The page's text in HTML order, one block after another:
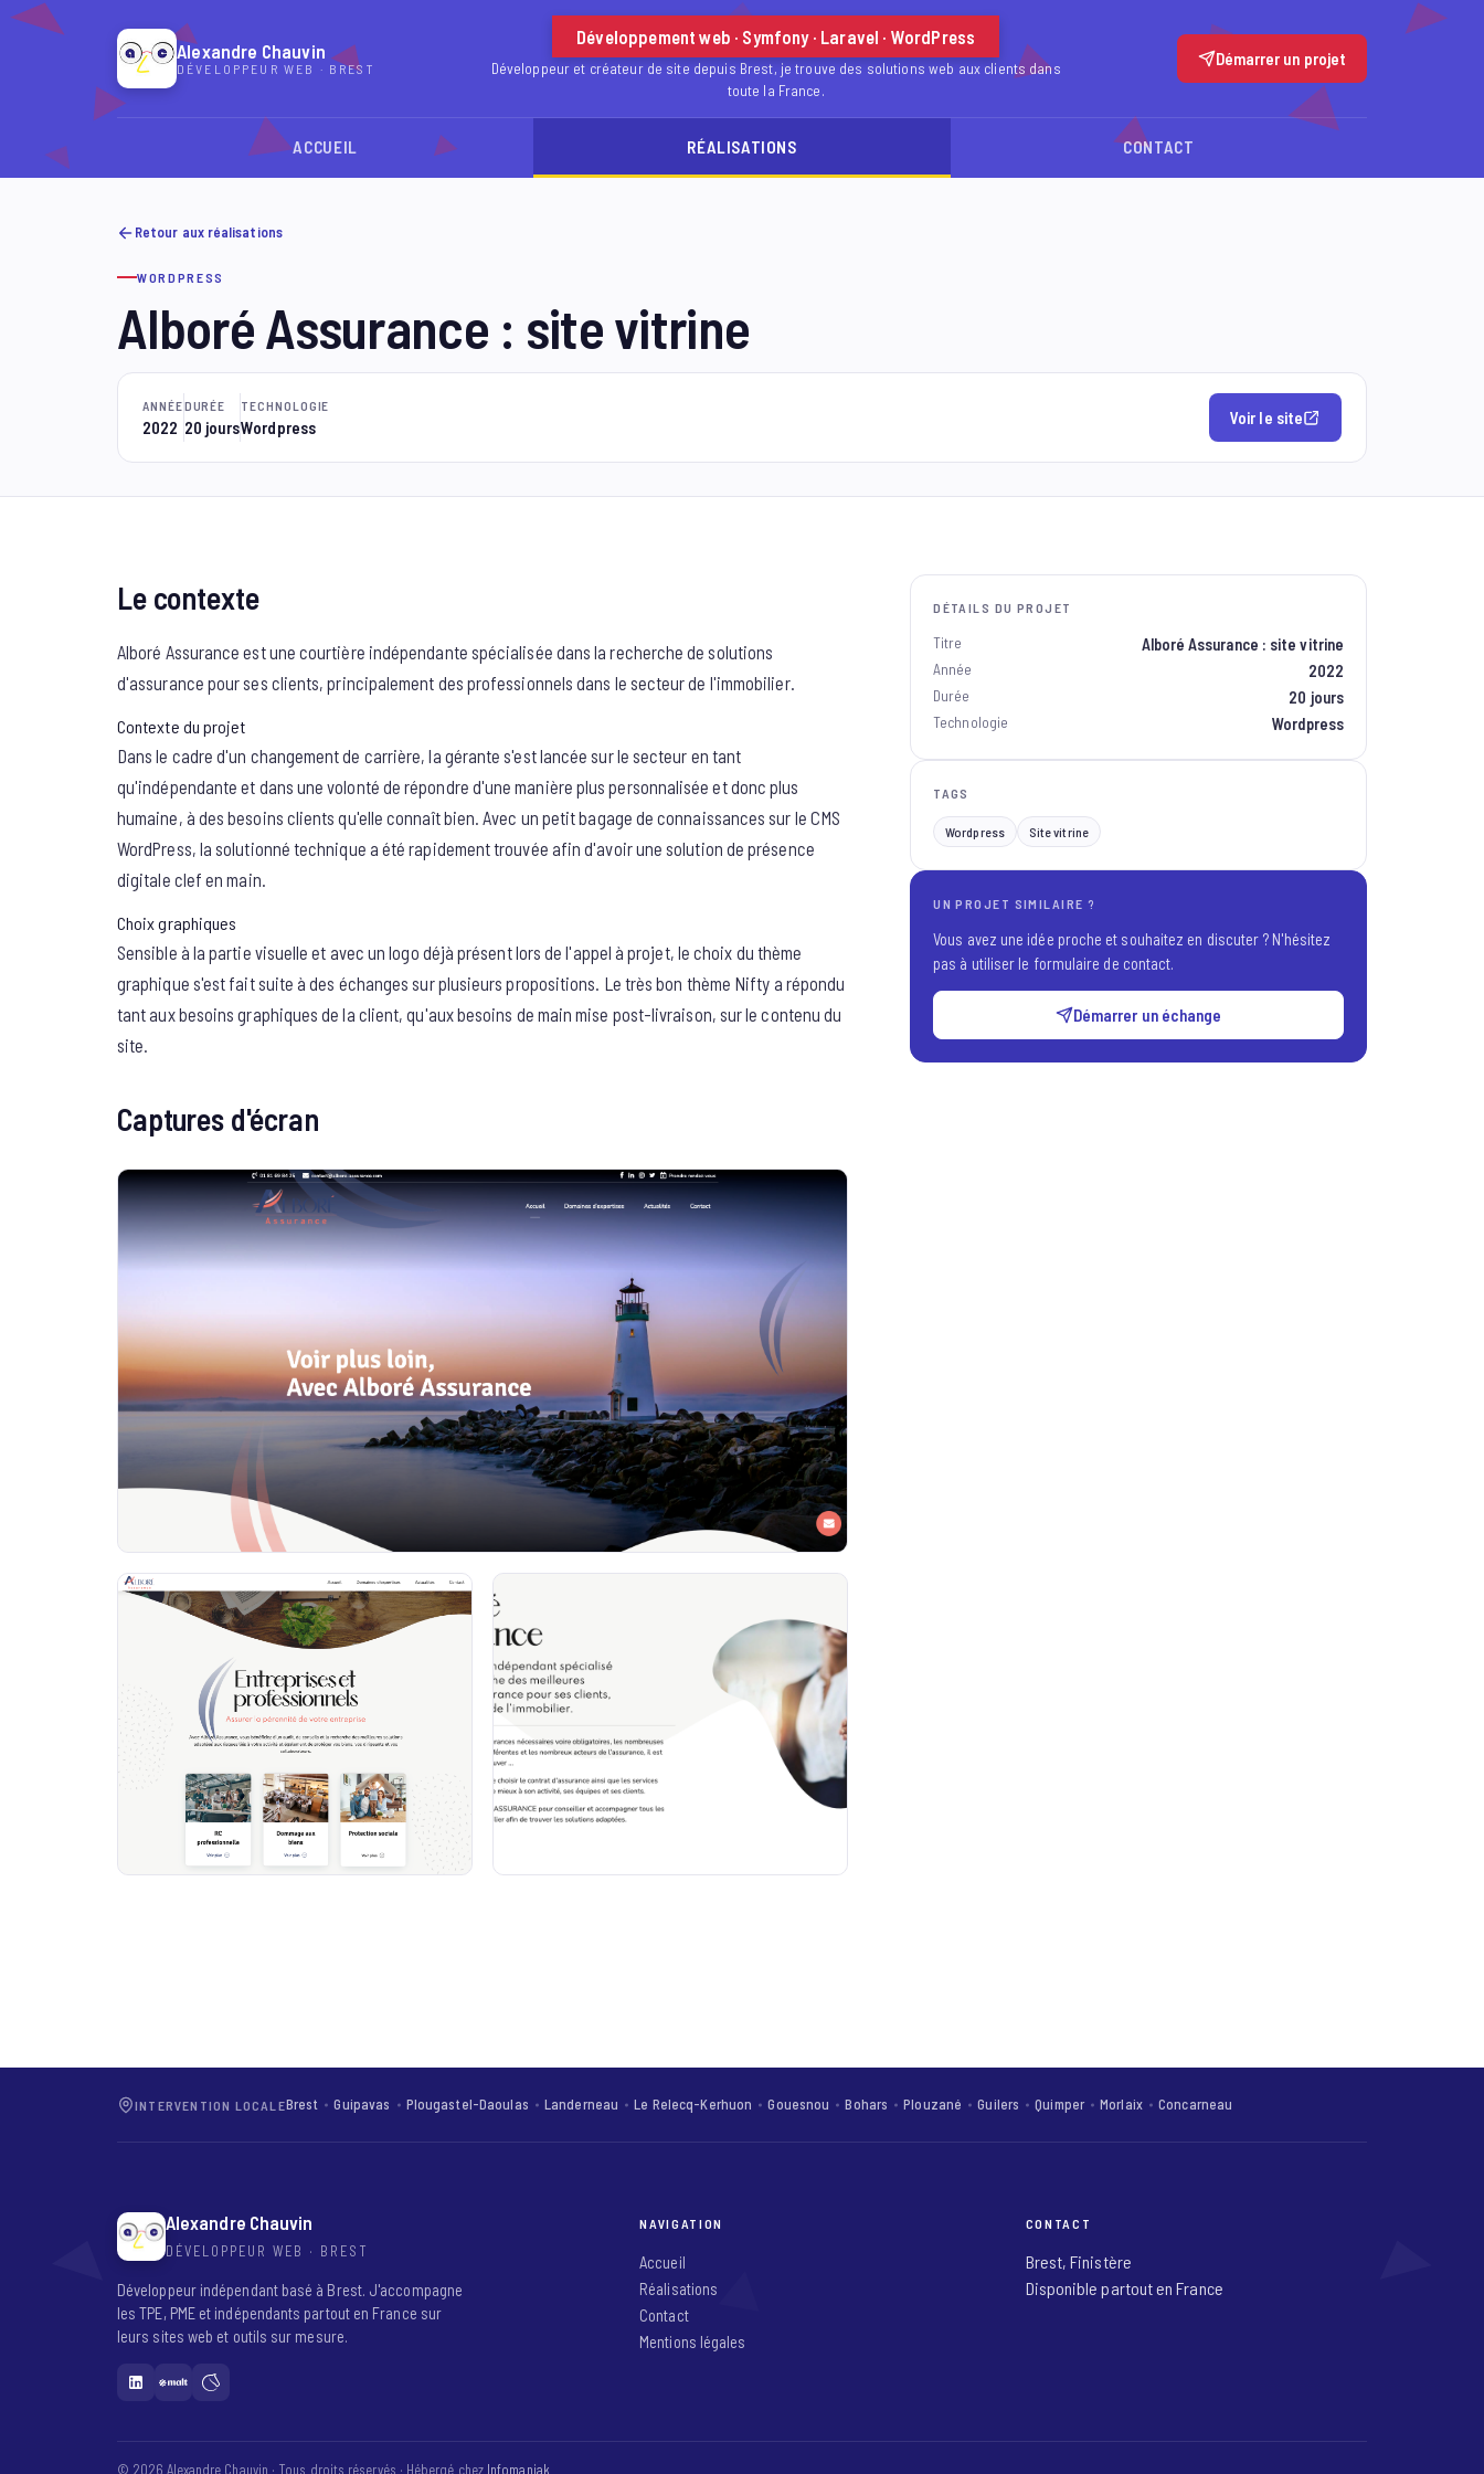
Alexandre Chauvin
DÉVELOPPEUR WEB · BREST
Développement web · Symfony · Laravel · WordPress
Développeur et créateur de site depuis Brest, je trouve des solutions web aux clients dans
toute la France.
Démarrer un projet
ACCUEIL RÉALISATIONS CONTACT
Retour aux réalisations
WORDPRESS
Alboré Assurance : site vitrine
ANNÉE
2022
DURÉE
20 jours
TECHNOLOGIE
Wordpress Voir le site
Le contexte
Alboré Assurance est une courtière indépendante spécialisée dans la recherche de solutions
d'assurance pour ses clients, principalement des professionnels dans le secteur de l'immobilier.
Contexte du projet
Dans le cadre d'un changement de carrière, la gérante s'est lancée sur le secteur en tant
qu'indépendante et dans une volonté de répondre d'une manière plus personnalisée et donc plus
humaine, à des besoins clients qu'elle connaît bien. Avec un petit bagage de connaissances sur le CMS
WordPress, la solutionné technique a été rapidement trouvée afin d'avoir une solution de présence
digitale clef en main.
Choix graphiques
Sensible à la partie visuelle et avec un logo déjà présent lors de l'appel à projet, le choix du thème
graphique s'est fait suite à des échanges sur plusieurs propositions. Le très bon thème Nifty a répondu
tant aux besoins graphiques de la client, qu'aux besoins de main mise post-livraison, sur le contenu du
site.
Captures d'écran
DÉTAILS DU PROJET
Titre Alboré Assurance : site vitrine
Année 2022
Durée 20 jours
Technologie Wordpress
TAGS
Wordpress Site vitrine
UN PROJET SIMILAIRE ?
Vous avez une idée proche et souhaitez en discuter ? N'hésitez
pas à utiliser le formulaire de contact.
Démarrer un échange
INTERVENTION LOCALEBrest Guipavas Plougastel-Daoulas Landerneau Le Relecq-Kerhuon Gouesnou Bohars Plouzané Guilers Quimper Morlaix Concarneau
Alexandre Chauvin
DÉVELOPPEUR WEB · BREST
Développeur indépendant basé à Brest. J'accompagne
les TPE, PME et indépendants partout en France sur
leurs sites web et outils sur mesure.
NAVIGATION
Accueil
Réalisations
Contact
Mentions légales
CONTACT
Brest, Finistère
Disponible partout en France
© 2026 Alexandre Chauvin · Tous droits réservés · Hébergé chez Infomaniak